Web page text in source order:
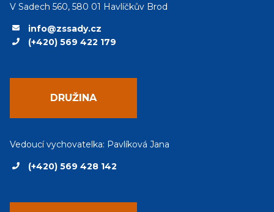
V Sadech 560, 580 01 Havlíčkův Brod
info@zssady.cz
(+420) 569 422 179
DRUŽINA
Vedoucí vychovatelka: Pavlíková Jana
(+420) 569 428 142